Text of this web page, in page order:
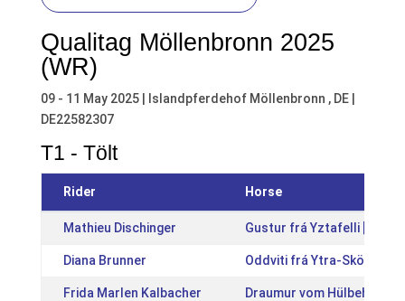
Qualitag Möllenbronn 2025
(WR)
09 - 11 May 2025 | Islandpferdehof Möllenbronn , DE |
DE22582307
T1 - Tölt
Rider Horse
Mathieu Dischinger Gustur frá Yztafelli
Diana Brunner Oddviti frá Ytra-Skörðugili
Frida Marlen Kalbacher Draumur vom Hülbehof